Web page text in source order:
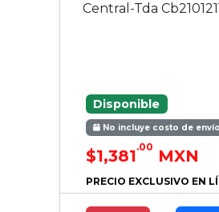
Central-Tda
Disponible
No incluye costo de envío
$1,381.00 MXN
PRECIO EXCLUSIVO EN